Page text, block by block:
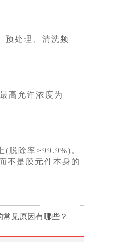
预处理、清洗频
高允许浓度为
(脱除率>99.9%)。
不是膜元件本身的
见原因有哪些？